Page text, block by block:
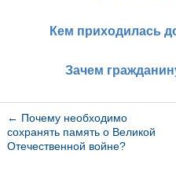
Кем приходилась
Зачем
← Почему необходимо
сохранять память о Великой
Отечественной войне?